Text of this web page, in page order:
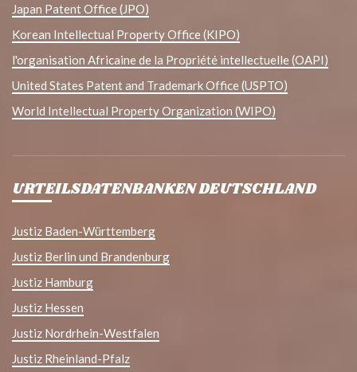
Japan Patent Office (JPO)
Korean Intellectual Property Office (KIPO)
l'organisation Africaine de la Propriété intellectuelle (OAPI)
United States Patent and Trademark Office (USPTO)
World Intellectual Property Organization (WIPO)
URTEILSDATENBANKEN DEUTSCHLAND
Justiz Baden-Württemberg
Justiz Berlin und Brandenburg
Justiz Hamburg
Justiz Hessen
Justiz Nordrhein-Westfalen
Justiz Rheinland-Pfalz